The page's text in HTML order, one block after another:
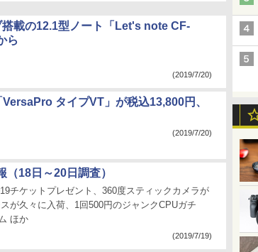
載の12.1型ノート「Let's note CF-
ら
(2019/7/20)
タイプVT」が税込13,800円、
(2019/7/20)
（18日～20日調査）
チケットプレゼント、360度スティックカメラが
が久々に入荷、1回500円のジャンクCPUガチ
ほか
(2019/7/19)